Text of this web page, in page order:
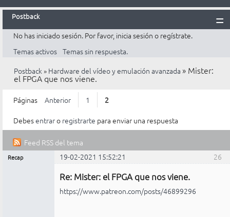
Postback
Inicio
Postback
Reglas
Registrarte
Entrar
No has iniciado sesión. Por favor, inicia sesión o regístrate.
Temas activos Temas sin respuesta.
Postback» Hardware del vídeo y emulación avanzada » Mister:
el FPGA que nos viene.
Páginas Anterior 1
2
Debesentraro registrarte para enviar una respuesta
Feed RSS del tema
26
Recap 19-02-2021 15:52:21
Re: Mister: el FPGA que nos viene.
https://www.patreon.com/posts/46899296